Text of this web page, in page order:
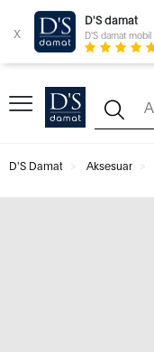
x
D'S damat
D'S damat
D'S Damat Aksesuar